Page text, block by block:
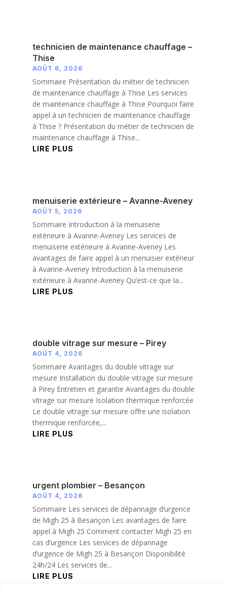
technicien de maintenance chauffage –
Thise
AOÛT 6, 2026
Sommaire Présentation du métier de technicien
de maintenance chauffage à Thise Les services
de maintenance chauffage à Thise Pourquoi faire
appel à un technicien de maintenance chauffage
à Thise ? Présentation du métier de technicien de
maintenance chauffage à Thise...
LIRE PLUS
menuiserie extérieure – Avanne-Aveney
AOÛT 5, 2026
Sommaire Introduction à la menuiserie
extérieure à Avanne-Aveney Les services de
menuiserie extérieure à Avanne-Aveney Les
avantages de faire appel à un menuisier extérieur
à Avanne-Aveney Introduction à la menuiserie
extérieure à Avanne-Aveney Qu’est-ce que la...
LIRE PLUS
double vitrage sur mesure – Pirey
AOÛT 4, 2026
Sommaire Avantages du double vitrage sur
mesure Installation du double vitrage sur mesure
à Pirey Entretien et garantie Avantages du double
vitrage sur mesure Isolation thermique renforcée
Le double vitrage sur mesure offre une isolation
thermique renforcée,...
LIRE PLUS
urgent plombier – Besançon
AOÛT 4, 2026
Sommaire Les services de dépannage d’urgence
de Migh 25 à Besançon Les avantages de faire
appel à Migh 25 Comment contacter Migh 25 en
cas d’urgence Les services de dépannage
d’urgence de Migh 25 à Besançon Disponibilité
24h/24 Les services de...
LIRE PLUS